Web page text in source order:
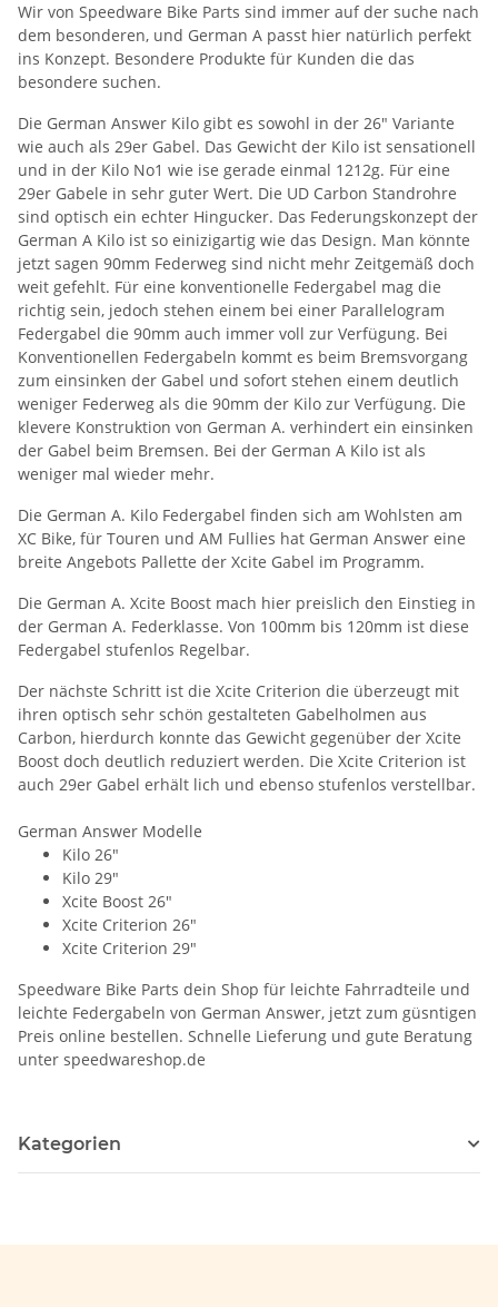
Wir von Speedware Bike Parts sind immer auf der suche nach
dem besonderen, und German A passt hier natürlich perfekt
ins Konzept. Besondere Produkte für Kunden die das
besondere suchen.
Die German Answer Kilo gibt es sowohl in der 26" Variante
wie auch als 29er Gabel. Das Gewicht der Kilo ist sensationell
und in der Kilo No1 wie ise gerade einmal 1212g. Für eine
29er Gabele in sehr guter Wert. Die UD Carbon Standrohre
sind optisch ein echter Hingucker. Das Federungskonzept der
German A Kilo ist so einizigartig wie das Design. Man könnte
jetzt sagen 90mm Federweg sind nicht mehr Zeitgemäß doch
weit gefehlt. Für eine konventionelle Federgabel mag die
richtig sein, jedoch stehen einem bei einer Parallelogram
Federgabel die 90mm auch immer voll zur Verfügung. Bei
Konventionellen Federgabeln kommt es beim Bremsvorgang
zum einsinken der Gabel und sofort stehen einem deutlich
weniger Federweg als die 90mm der Kilo zur Verfügung. Die
klevere Konstruktion von German A. verhindert ein einsinken
der Gabel beim Bremsen. Bei der German A Kilo ist als
weniger mal wieder mehr.
Die German A. Kilo Federgabel finden sich am Wohlsten am
XC Bike, für Touren und AM Fullies hat German Answer eine
breite Angebots Pallette der Xcite Gabel im Programm.
Die German A. Xcite Boost mach hier preislich den Einstieg in
der German A. Federklasse. Von 100mm bis 120mm ist diese
Federgabel stufenlos Regelbar.
Der nächste Schritt ist die Xcite Criterion die überzeugt mit
ihren optisch sehr schön gestalteten Gabelholmen aus
Carbon, hierdurch konnte das Gewicht gegenüber der Xcite
Boost doch deutlich reduziert werden. Die Xcite Criterion ist
auch 29er Gabel erhält lich und ebenso stufenlos verstellbar.
German Answer Modelle
Kilo 26"
Kilo 29"
Xcite Boost 26"
Xcite Criterion 26"
Xcite Criterion 29"
Speedware Bike Parts dein Shop für leichte Fahrradteile und
leichte Federgabeln von German Answer, jetzt zum güsntigen
Preis online bestellen. Schnelle Lieferung und gute Beratung
unter speedwareshop.de
Kategorien